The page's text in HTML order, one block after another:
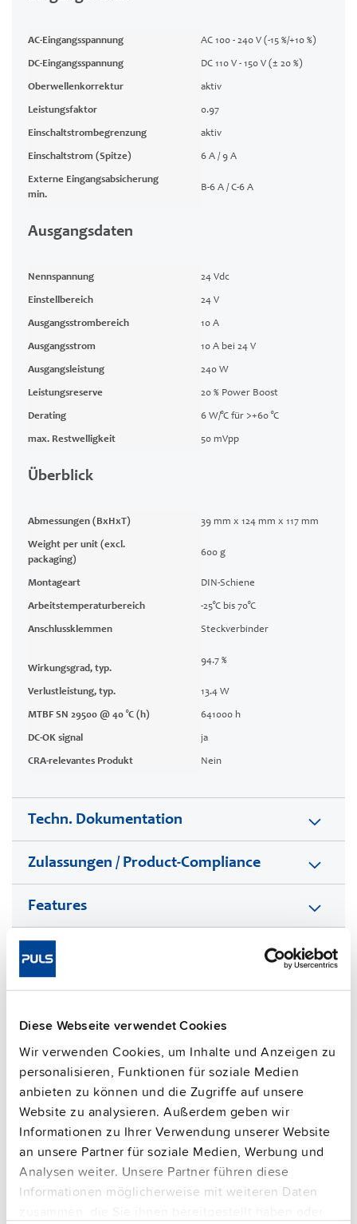
Diese Webseite verwendet Cookies
Wir verwenden Cookies, um Inhalte und Anzeigen zu
personalisieren, Funktionen für soziale Medien
anbieten zu können und die Zugriffe auf unsere
Website zu analysieren. Außerdem geben wir
Informationen zu Ihrer Verwendung unserer Website
an unsere Partner für soziale Medien, Werbung und
Analysen weiter. Unsere Partner führen diese
Informationen möglicherweise mit weiteren Daten
AC-Eingangsspannung AC 100 - 240 V (-15 %/+10 %)
DC-Eingangsspannung DC 110 V - 150 V (± 20 %)
Oberwellenkorrektur aktiv
Leistungsfaktor 0.97
Einschaltstrombegrenzung aktiv
Einschaltstrom (Spitze) 6 A / 9 A
Externe Eingangsabsicherung
min.
B-6 A / C-6 A
Ausgangsdaten
Nennspannung 24 Vdc
Einstellbereich 24 V
Ausgangsstrombereich 10 A
Ausgangsstrom 10 A bei 24 V
Ausgangsleistung 240 W
Leistungsreserve 20 % Power Boost
Derating 6 W/°C für >+60 °C
max. Restwelligkeit 50 mVpp
Überblick
Abmessungen (BxHxT) 39 mm x 124 mm x 117 mm
Weight per unit (excl.
packaging)
600 g
Montageart DIN-Schiene
Arbeitstemperaturbereich -25°C bis 70°C
Anschlussklemmen Steckverbinder
Wirkungsgrad, typ.
94.7 %
Verlustleistung, typ. 13.4 W
MTBF SN 29500 @ 40 °C (h) 641000 h
DC-OK signal ja
CRA-relevantes Produkt Nein
Techn. Dokumentation
Zulassungen / Product-Compliance
Features
Kommerzielle Daten
FAQs
This video is hosted by external service. By continuing,
See privacy policy for details
Ergänzungsgeräte